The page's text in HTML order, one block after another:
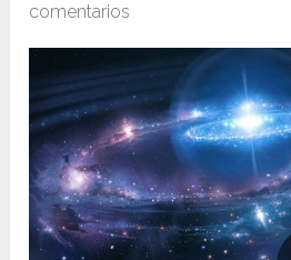
comentarios